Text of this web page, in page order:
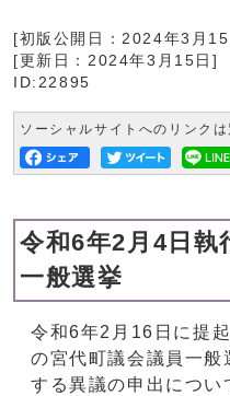
[初版公開日：2024年3月
[更新日： 2024年3月15日 ]
ID:22895
ソーシャルサイトへのリンク
令和6年2月4日
一般選挙
令和6年2月16日に提
の宮代町議会議員一般
する異議の申出につい